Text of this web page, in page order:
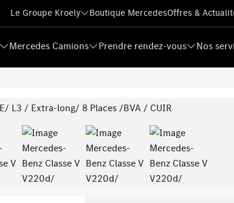
Le Groupe Kroely Boutique MercedesOffres &
Mercedes Camions Prendre rendez-vous Nos
Next